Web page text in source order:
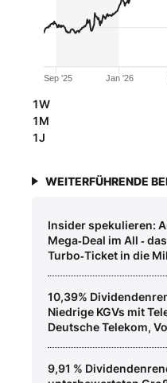
Jan '26
Sep '25
1W
1M
1J
WEITERFÜHRENDE
Insider spekulieren:
Mega‑Deal im All ‑
Turbo‑Ticket in die
10,39%
Niedrige KGVs mit
Deutsche Telekom,
9,91 %